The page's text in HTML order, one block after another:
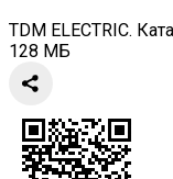
TDM ELECTRIC.
128 МБ